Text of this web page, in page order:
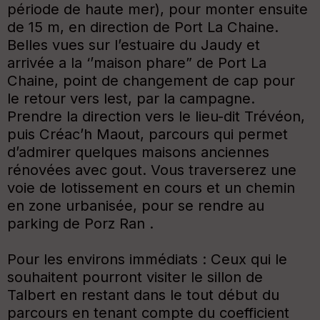
période de haute mer), pour monter ensuite
de 15 m, en direction de Port La Chaine.
Belles vues sur l’estuaire du Jaudy et
arrivée a la ‘’maison phare” de Port La
Chaine, point de changement de cap pour
le retour vers lest, par la campagne.
Prendre la direction vers le lieu-dit Trévéon,
puis Créac’h Maout, parcours qui permet
d’admirer quelques maisons anciennes
rénovées avec gout. Vous traverserez une
voie de lotissement en cours et un chemin
en zone urbanisée, pour se rendre au
parking de Porz Ran .
Pour les environs immédiats : Ceux qui le
souhaitent pourront visiter le sillon de
Talbert en restant dans le tout début du
parcours en tenant compte du coefficient